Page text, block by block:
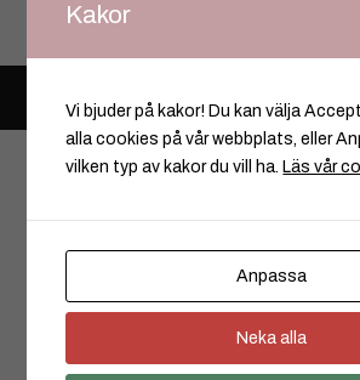
© Copyright – All rights reserved
Kakor
Vi bjuder på kakor! Du kan välja
alla cookies på vår webbplats, eller
vilken typ av kakor du vill ha. Läs vår
Anpassa
Neka alla